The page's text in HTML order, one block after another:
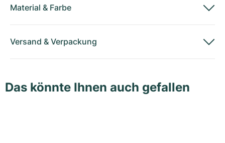
Material & Farbe
Versand & Verpackung
Das könnte Ihnen auch gefallen